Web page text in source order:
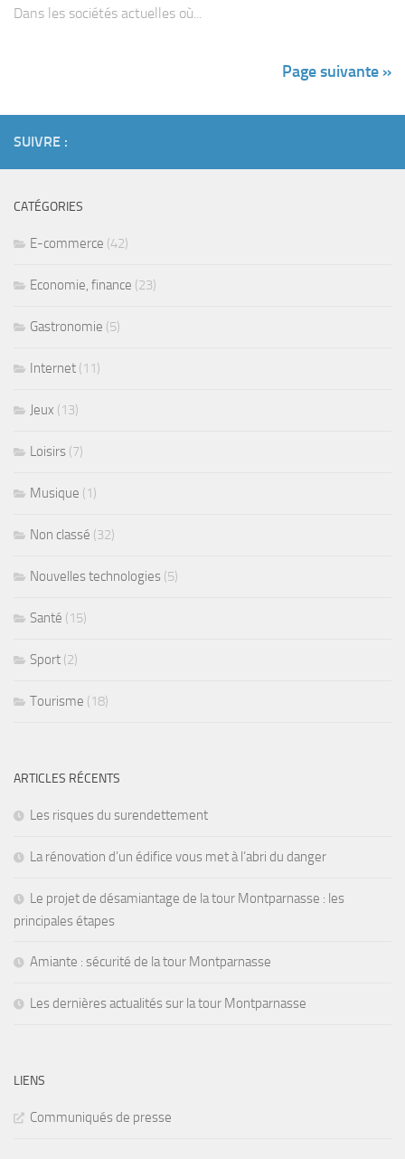
Dans les sociétés actuelles où...
Page suivante »
SUIVRE :
CATÉGORIES
E-commerce (42)
Economie, finance (23)
Gastronomie (5)
Internet (11)
Jeux (13)
Loisirs (7)
Musique (1)
Non classé (32)
Nouvelles technologies (5)
Santé (15)
Sport (2)
Tourisme (18)
ARTICLES RÉCENTS
Les risques du surendettement
La rénovation d’un édifice vous met à l’abri du danger
Le projet de désamiantage de la tour Montparnasse : les
principales étapes
Amiante : sécurité de la tour Montparnasse
Les dernières actualités sur la tour Montparnasse
LIENS
Communiqués de presse